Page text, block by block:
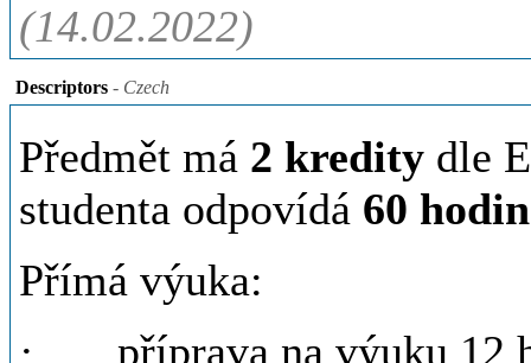
(14.02.2022)
Descriptors - Czech
Předmět má 2 kredity dle
studenta odpovídá 60
Přímá výuka:
· příprava na výuku 12